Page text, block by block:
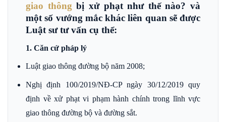
giao thông bị xử phạt như thế nào? và
một số vướng mắc khác liên quan sẽ được
Luật sư tư vấn cụ thể:
1. Căn cứ pháp lý
Luật giao thông đường bộ năm 2008;
Nghị định 100/2019/NĐ-CP ngày 30/12/2019 quy
định về xử phạt vi phạm hành chính trong lĩnh vực
giao thông đường bộ và đường sắt.